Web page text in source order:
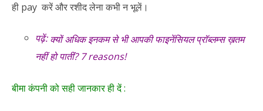
ही pay करें और रशीद लेना कभी न भूलें।
पढ़ें:क्यों अधिक इनकम से भी आपकी फाइनेंसियल प्रॉब्लम्स ख़तम
नहीं हो पातीं? 7 reasons!
बीमा कंपनी को सही जानकार ही दें :